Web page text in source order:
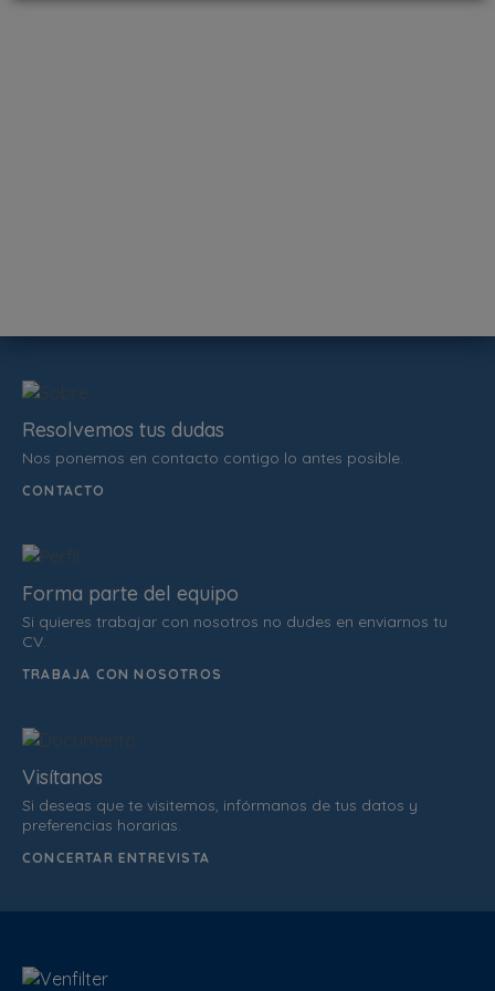
Resolvemos tus dudas
Nos ponemos en contacto contigo lo antes posible.
CONTACTO
Forma parte del equipo
Si quieres trabajar con nosotros no dudes en enviarnos tu
CV.
TRABAJA CON NOSOTROS
Visítanos
Si deseas que te visitemos, infórmanos de tus datos y
preferencias horarias.
CONCERTAR ENTREVISTA